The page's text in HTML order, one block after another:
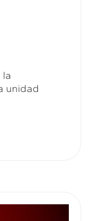
la
unidad